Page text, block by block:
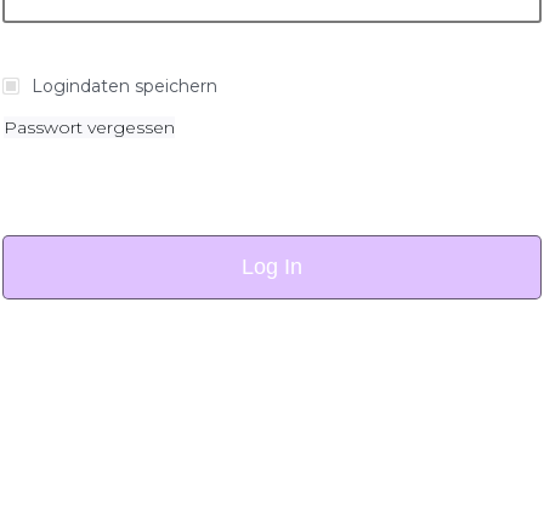
Logindaten speichern
Passwort vergessen
Log In